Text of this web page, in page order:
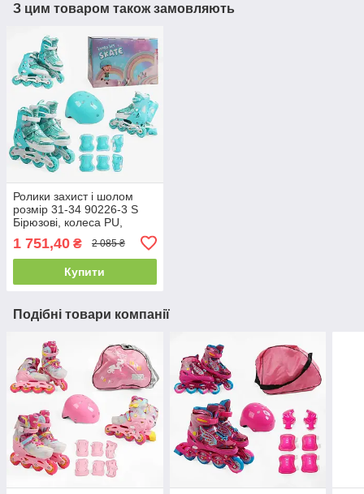
З цим товаром також замовляють
Ролики захист і шолом
розмір 31-34 90226-3 S
Бірюзові, колеса PU,
1 751,40 ₴ 2 085 ₴
Купити
Подібні товари компанії